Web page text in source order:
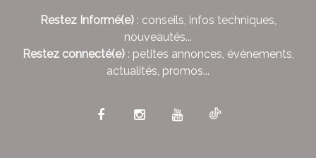
Restez Informé(e): conseils, infos techniques,
nouveautés...
Restez connecté(e): petites annonces, événements,
actualités, promos...